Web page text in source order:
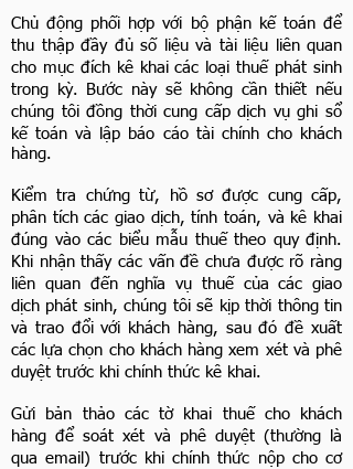
Chủ động phối hợp với bộ phận kế toán để
thu thập đầy đủ số liệu và tài liệu liên quan
cho mục đích kê khai các loại thuế phát sinh
trong kỳ. Bước này sẽ không cần thiết nếu
chúng tôi đồng thời cung cấp dịch vụ ghi sổ
kế toán và lập báo cáo tài chính cho khách
hàng.
Kiểm tra chứng từ, hồ sơ được cung cấp,
phân tích các giao dịch, tính toán, và kê khai
đúng vào các biểu mẫu thuế theo quy định.
Khi nhận thấy các vấn đề chưa được rõ ràng
liên quan đến nghĩa vụ thuế của các giao
dịch phát sinh, chúng tôi sẽ kịp thời thông tin
và trao đổi với khách hàng, sau đó đề xuất
các lựa chọn cho khách hàng xem xét và phê
duyệt trước khi chính thức kê khai.
Gửi bản thảo các tờ khai thuế cho khách
hàng để soát xét và phê duyệt (thường là
qua email) trước khi chính thức nộp cho cơ